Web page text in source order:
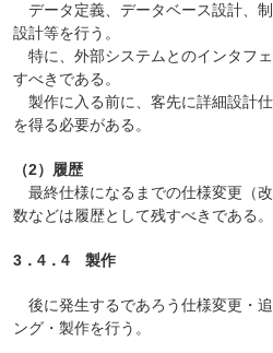
データ定義、データベース設計、
設計等を行う。
特に、外部システムとのインタフ
すべきである。
製作に入る前に、客先に詳細設計
を得る必要がある。
（2）履歴
最終仕様になるまでの仕様変更（
数などは履歴として残すべきである。
3．4．4 製作
後に発生するであろう仕様変更・
ング・製作を行う。